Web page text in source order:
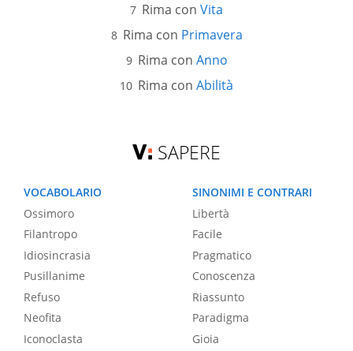
Rima con Vita
Rima con Primavera
Rima con Anno
Rima con Abilità
SAPERE
VOCABOLARIO
Ossimoro
Filantropo
Idiosincrasia
Pusillanime
Refuso
Neofita
Iconoclasta
SINONIMI E CONTRARI
Libertà
Facile
Pragmatico
Conoscenza
Riassunto
Paradigma
Gioia